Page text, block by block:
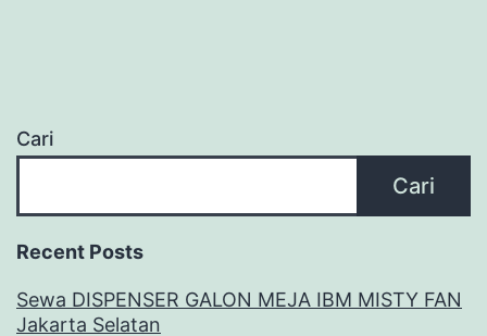
Cari
Cari
Recent Posts
Sewa DISPENSER GALON MEJA IBM MISTY FAN
Jakarta Selatan